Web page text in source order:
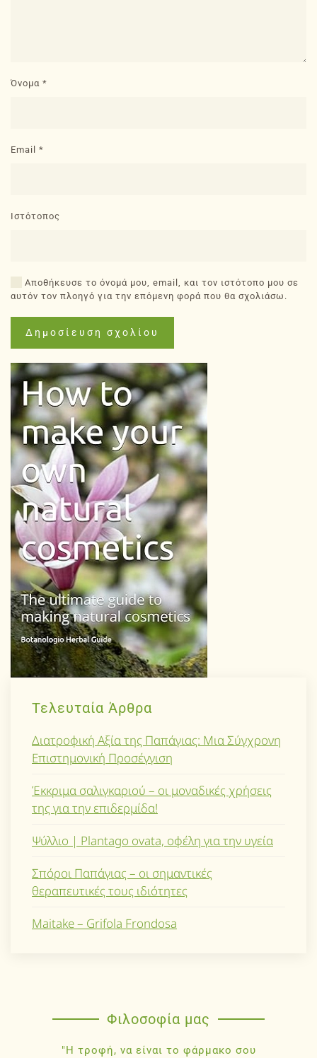
Όνομα *
Email *
Ιστότοπος
Αποθήκευσε το όνομά μου, email, και τον ιστότοπο μου σε
αυτόν τον πλοηγό για την επόμενη φορά που θα σχολιάσω.
Δημοσίευση σχολίου
Τελευταία Άρθρα
Διατροφική Αξία της Παπάγιας: Μια Σύγχρονη
Επιστημονική Προσέγγιση
Έκκριμα σαλιγκαριού – οι μοναδικές χρήσεις
της για την επιδερμίδα!
Ψύλλιο | Plantago ovata, οφέλη για την υγεία
Σπόροι Παπάγιας – οι σημαντικές
θεραπευτικές τους ιδιότητες
Maitake – Grifola Frondosa
Φιλοσοφία μας
"Η τροφή, να είναι το φάρμακο σου